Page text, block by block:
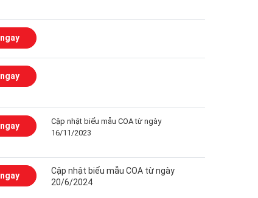
Cập nhật biểu mẫu COA từ ngày
16/11/2023
Cập nhật biểu mẫu COA từ ngày
20/6/2024